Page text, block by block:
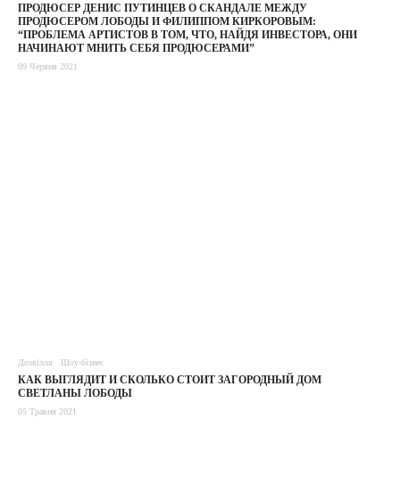
ПРОДЮСЕР ДЕНИС ПУТИНЦЕВ О СКАНДАЛЕ МЕЖДУ
ПРОДЮСЕРОМ ЛОБОДЫ И ФИЛИППОМ КИРКОРОВЫМ:
“ПРОБЛЕМА АРТИСТОВ В ТОМ, ЧТО, НАЙДЯ ИНВЕСТОРА, ОНИ
НАЧИНАЮТ МНИТЬ СЕБЯ ПРОДЮСЕРАМИ”
09 Червня 2021
Дозвілля Шоу-бізнес
КАК ВЫГЛЯДИТ И СКОЛЬКО СТОИТ ЗАГОРОДНЫЙ ДОМ
СВЕТЛАНЫ ЛОБОДЫ
05 Травня 2021